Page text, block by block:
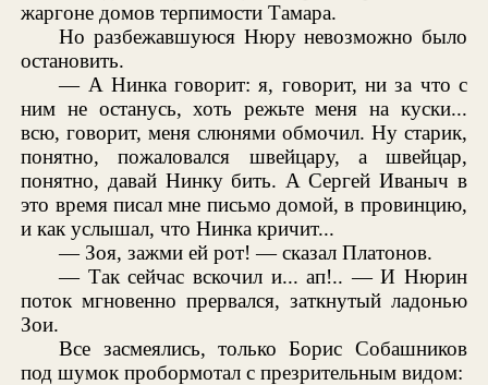
жаргоне домов терпимости Тамара.
Но разбежавшуюся Нюру невозможно было
остановить.
— А Нинка говорит: я, говорит, ни за что с
ним не останусь, хоть режьте меня на куски...
всю, говорит, меня слюнями обмочил. Ну старик,
понятно, пожаловался швейцару, а швейцар,
понятно, давай Нинку бить. А Сергей Иваныч в
это время писал мне письмо домой, в провинцию,
и как услышал, что Нинка кричит...
— Зоя, зажми ей рот! — сказал Платонов.
— Так сейчас вскочил и... ап!.. — И Нюрин
поток мгновенно прервался, заткнутый ладонью
Зои.
Все засмеялись, только Борис Собашников
под шумок пробормотал с презрительным видом: